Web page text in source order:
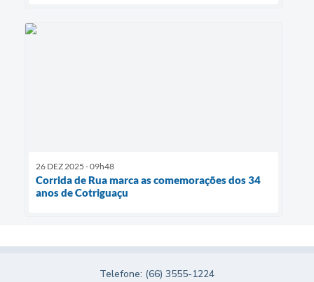
26 DEZ 2025 - 09h48
Corrida de Rua marca as comemorações dos 34
anos de Cotriguaçu
Telefone: (66) 3555-1224